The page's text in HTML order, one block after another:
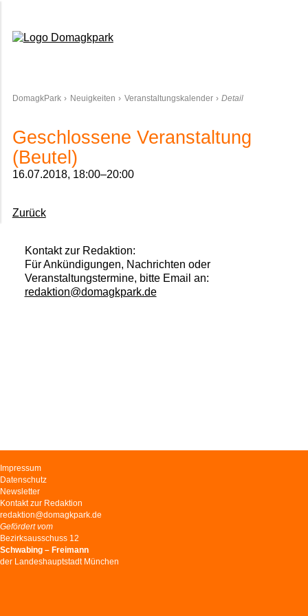
DomagkPark Neuigkeiten Veranstaltungskalender Detail
Geschlossene Veranstaltung
(Beutel)
16.07.2018, 18:00–20:00
Zurück
Kontakt zur Redaktion:
Für Ankündigungen, Nachrichten oder
Veranstaltungstermine, bitte Email an:
redaktion@domagkpark.de
Navigation
überspringen
Impressum
Datenschutz
Newsletter
Kontakt zur Redaktion
redaktion@domagkpark.de
Gefördert vom
Bezirksausschuss 12
Schwabing – Freimann
der Landeshauptstadt München